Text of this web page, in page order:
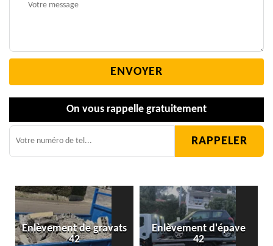
On vous rappelle gratuitement
Enlèvement de gravats
42
Enlèvement d'épave
42